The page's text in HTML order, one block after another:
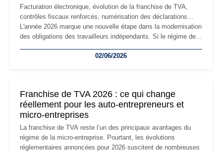
Facturation électronique, évolution de la franchise de TVA,
contrôles fiscaux renforcés, numérisation des déclarations…
L'année 2026 marque une nouvelle étape dans la modernisation
des obligations des travailleurs indépendants. Si le régime de
les auto-entrepreneurs devront s'adapter à un environnement
02/06/2026
Franchise de TVA 2026 : ce qui change
réellement pour les auto-entrepreneurs et
micro-entreprises
La franchise de TVA reste l’un des principaux avantages du
régime de la micro-entreprise. Pourtant, les évolutions
réglementaires annoncées pour 2026 suscitent de nombreuses